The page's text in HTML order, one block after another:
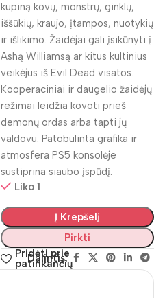
kupiną kovų, monstrų, ginklų,
iššūkių, kraujo, įtampos, nuotykių
ir išlikimo. Žaidėjai gali įsikūnyti į
Ashą Williamsą ar kitus kultinius
veikėjus iš Evil Dead visatos.
Kooperaciniai ir daugelio žaidėjų
režimai leidžia kovoti prieš
demonų ordas arba tapti jų
valdovu. Patobulinta grafika ir
atmosfera PS5 konsolėje
sustiprina siaubo įspūdį.
Liko 1
Į Krepšelį
Pirkti
Pridėti prie
patinkančių
Dalintis: